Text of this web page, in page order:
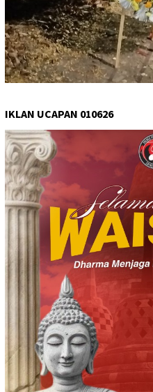
IKLAN UCAPAN 010626